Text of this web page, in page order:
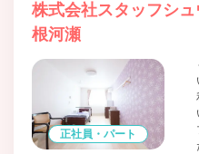
株式会社スタッフシ
根河瀬
正社員・パート